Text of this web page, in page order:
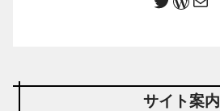
サイト案内